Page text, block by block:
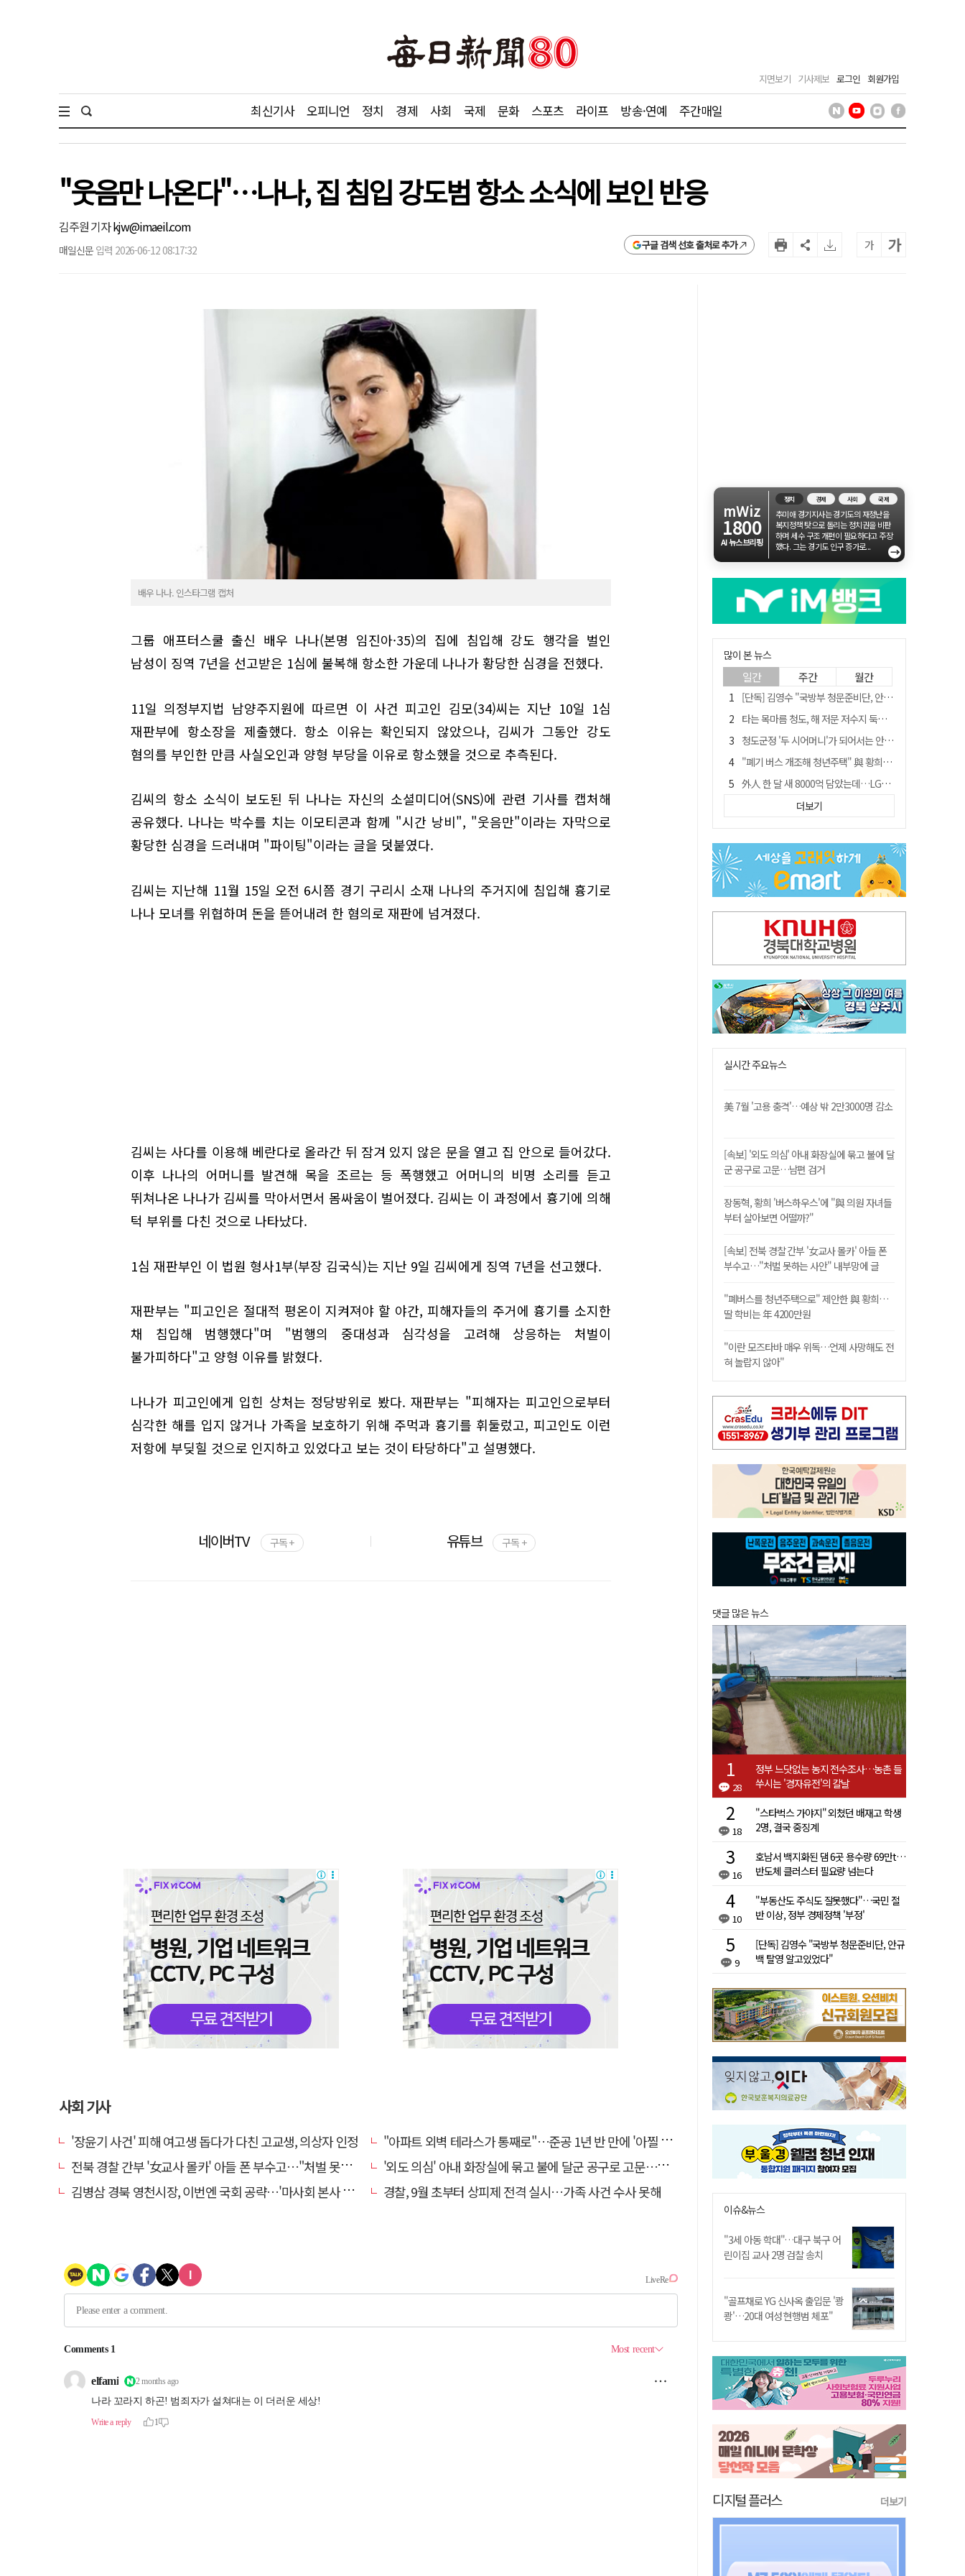
지면보기 기사제보 로그인 회원가입
최신기사 오피니언 정치 경제 사회 국제 문화 스포츠 라이프 방송·연예 주간매일
"웃음만 나온다"…나나, 집 침입 강도범 항소 소식에 보인 반응
김주원 기자kjw@imaeil.com
매일신문 입력 2026-06-12 08:17:32 구글 검색 선호 출처로 추가 가 가
배우 나나. 인스타그램 캡처
그룹 애프터스쿨 출신 배우 나나(본명 임진아·35)의 집에 침입해 강도 행각을 벌인
남성이 징역 7년을 선고받은 1심에 불복해 항소한 가운데 나나가 황당한 심경을 전했다.
11일 의정부지법 남양주지원에 따르면 이 사건 피고인 김모(34)씨는 지난 10일 1심
재판부에 항소장을 제출했다. 항소 이유는 확인되지 않았으나, 김씨가 그동안 강도
혐의를 부인한 만큼 사실오인과 양형 부당을 이유로 항소했을 것으로 추측된다.
김씨의 항소 소식이 보도된 뒤 나나는 자신의 소셜미디어(SNS)에 관련 기사를 캡처해
공유했다. 나나는 박수를 치는 이모티콘과 함께 "시간 낭비", "웃음만"이라는 자막으로
황당한 심경을 드러내며 "파이팅"이라는 글을 덧붙였다.
김씨는 지난해 11월 15일 오전 6시쯤 경기 구리시 소재 나나의 주거지에 침입해 흉기로
나나 모녀를 위협하며 돈을 뜯어내려 한 혐의로 재판에 넘겨졌다.
김씨는 사다를 이용해 베란다로 올라간 뒤 잠겨 있지 않은 문을 열고 집 안으로 들어갔다.
이후 나나의 어머니를 발견해 목을 조르는 등 폭행했고 어머니의 비명 소리를 듣고
뛰쳐나온 나나가 김씨를 막아서면서 몸싸움이 벌어졌다. 김씨는 이 과정에서 흉기에 의해
턱 부위를 다친 것으로 나타났다.
1심 재판부인 이 법원 형사1부(부장 김국식)는 지난 9일 김씨에게 징역 7년을 선고했다.
재판부는 "피고인은 절대적 평온이 지켜져야 할 야간, 피해자들의 주거에 흉기를 소지한
채 침입해 범행했다"며 "범행의 중대성과 심각성을 고려해 상응하는 처벌이
불가피하다"고 양형 이유를 밝혔다.
나나가 피고인에게 입힌 상처는 정당방위로 봤다. 재판부는 "피해자는 피고인으로부터
심각한 해를 입지 않거나 가족을 보호하기 위해 주먹과 흉기를 휘둘렀고, 피고인도 이런
저항에 부딪힐 것으로 인지하고 있었다고 보는 것이 타당하다"고 설명했다.
네이버TV 구독 + 유튜브 구독 +
사회 기사
'장윤기 사건' 피해 여고생 돕다가 다친 고교생, 의상자 인정
"아파트 외벽 테라스가 통째로"…준공 1년 반 만에 '아찔 사고'
전북 경찰 간부 '女교사 몰카' 아들 폰 부수고…"처벌 못하는 사안" 내부망에 글
'외도 의심' 아내 화장실에 묶고 불에 달군 공구로 고문…남편 검거
김병삼 경북 영천시장, 이번엔 국회 공략…'마사회 본사 이전·광역교통망 확충' 요청
경찰, 9월 초부터 상피제 전격 실시…가족 사건 수사 못해
mWiz
1800
AI 뉴스브리핑
정치 경제 사회 국제
추미애 경기지사는 경기도의 재정난을
복지정책 탓으로 돌리는 정치권을 비판
하며 세수 구조 개편이 필요하다고 주장
했다. 그는 경기도 인구 증가로...
→
많이 본 뉴스
일간 주간 월간
[단독] 김영수 "국방부 청문준비단, 안규백 탈영 알고있었다"
타는 목마름 청도, 해 저문 저수지 둑에 군수가 서 있었다
청도군정 '두 시어머니'가 되어서는 안된다
"폐기 버스 개조해 청년주택" 與 황희…'딸 학비는 年 4200만원'
外人 한 달 새 8000억 담았는데…LG이노텍 목표주가는 왜 엇갈릴까
임시휴업 들어갔던 홈플러스 영주점, 7일 영업 재개…지하 1층만 운영
SK하이닉스, 주당 375원 분기 배당 공시…"3분기 중 주주환원 방안 확정"
이의준 전 경북도 새마을봉사과장, 제28대 울릉군 부군수 취임
"상법개정해도 주주가 '봉'"…하이닉스 솔리다임 상장설에 술렁[개미와글와글]
더보기
실시간 주요뉴스
美 7월 '고용 충격'…예상 밖 2만3000명 감소
[속보] '외도 의심' 아내 화장실에 묶고 불에 달
군 공구로 고문…남편 검거
장동혁, 황희 '버스하우스'에 "與 의원 자녀들
부터 살아보면 어떨까?"
[속보] 전북 경찰 간부 '女교사 몰카' 아들 폰
부수고…"처벌 못하는 사안" 내부망에 글
"폐버스를 청년주택으로" 제안한 與 황희…
딸 학비는 年 4200만원
"이란 모즈타바 매우 위독…언제 사망해도 전
혀 놀랍지 않아"
댓글 많은 뉴스
28
정부 느닷없는 농지 전수조사…농촌 들
쑤시는 '경자유전'의 칼날
18
"스타벅스 가야지" 외쳤던 배재고 학생
2명, 결국 중징계
16
호남서 백지화된 댐 6곳 용수량 69만t…
반도체 클러스터 필요량 넘는다
10
"부동산도 주식도 잘못했다"…국민 절
반 이상, 정부 경제정책 '부정'
9
[단독] 김영수 "국방부 청문준비단, 안규
백 탈영 알고있었다"
이슈&뉴스
"3세 아동 학대"…대구 북구 어
린이집 교사 2명 검찰 송치
"골프채로 YG 신사옥 출입문 '쾅
쾅'…20대 여성 현행범 체포"
디지털 플러스 더보기